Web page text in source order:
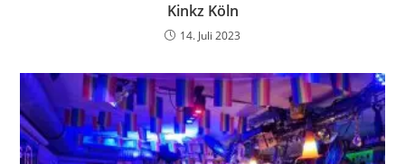
Kinkz Köln
14. Juli 2023